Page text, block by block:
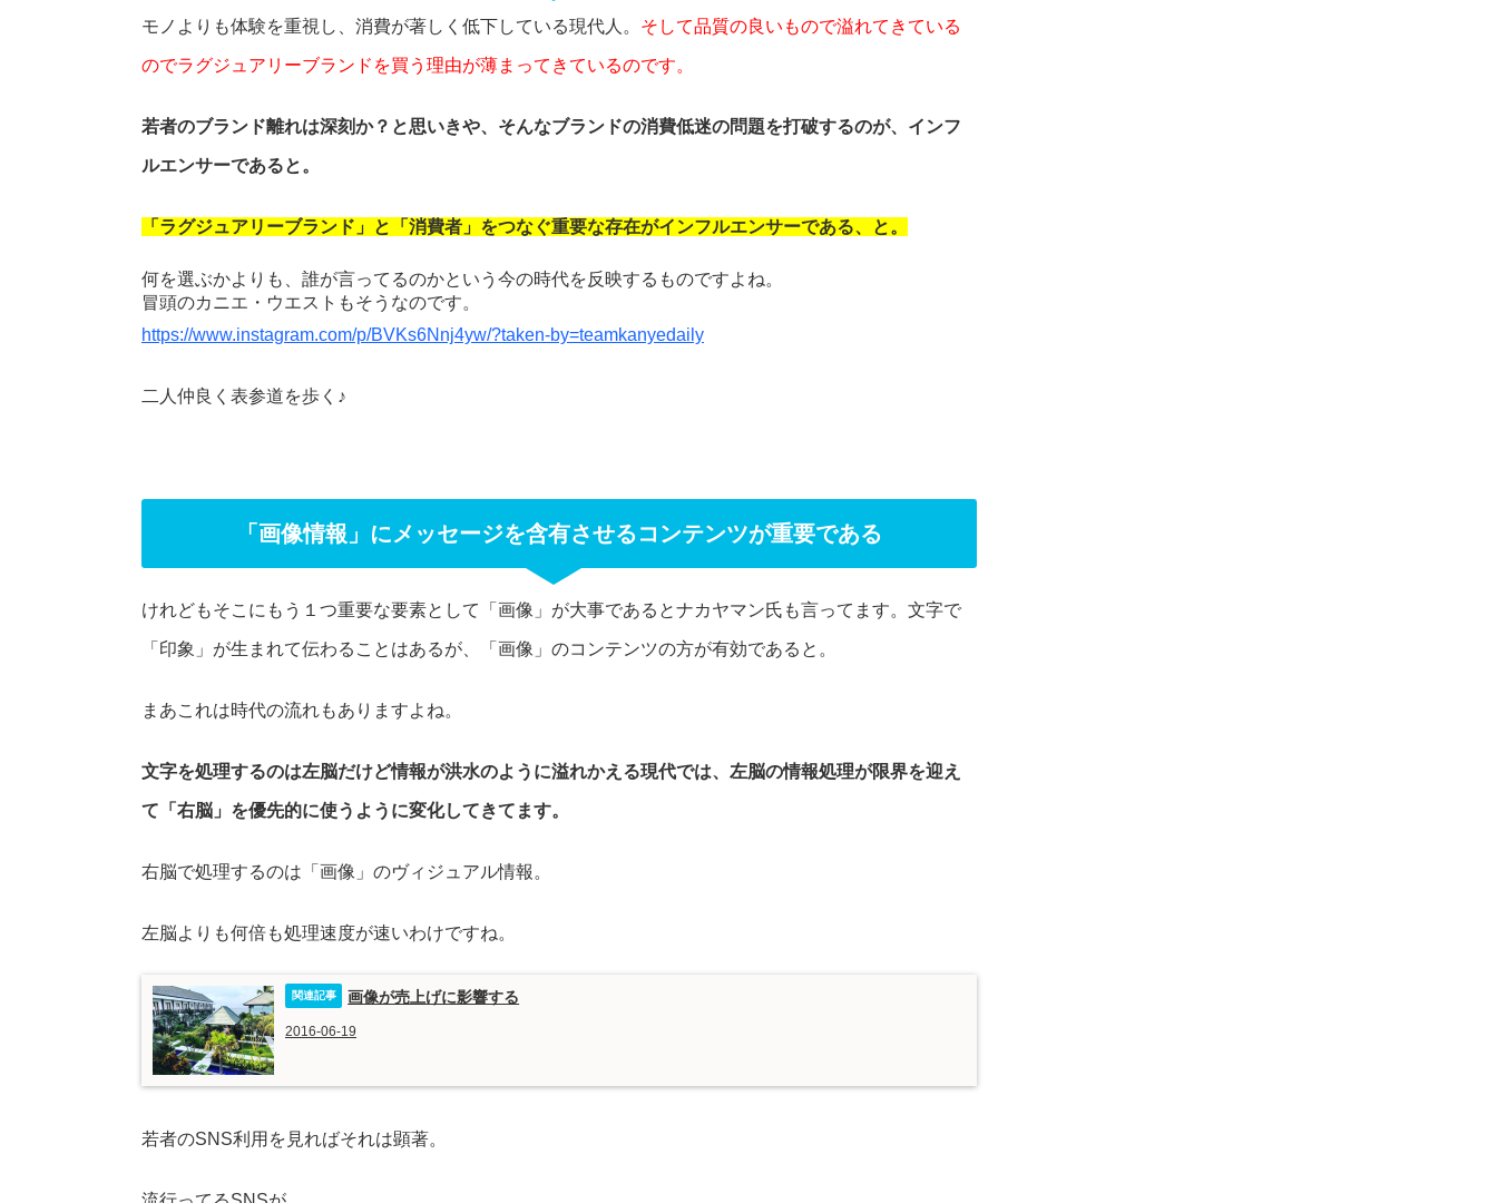
モノよりも体験を重視し、消費が著しく低下している現代人。 そして品質の良いもので溢れてきている
のでラグジュアリーブランドを買う理由が薄まってきているのです。
若者のブランド離れは深刻か？と思いきや、そんなブランドの消費低迷の問題を打破するのが、インフ
ルエンサーであると。
「ラグジュアリーブランド」と「消費者」をつなぐ重要な存在がインフルエンサーである、と。
何を選ぶかよりも、誰が言ってるのかという今の時代を反映するものですよね。
冒頭のカニエ・ウエストもそうなのです。
https://www.instagram.com/p/BVKs6Nnj4yw/?taken-by=teamkanyedaily
二人仲良く表参道を歩く♪
「画像情報」にメッセージを含有させるコンテンツが重要である
けれどもそこにもう１つ重要な要素として「画像」が大事であるとナカヤマン氏も言ってます。 文字で
「印象」が生まれて伝わることはあるが、「画像」のコンテンツの方が有効であると。
まあこれは時代の流れもありますよね。
文字を処理するのは左脳だけど情報が洪水のように溢れかえる現代では、左脳の情報処理が限界を迎え
て「右脳」を優先的に使うように変化してきてます。
右脳で処理するのは「画像」のヴィジュアル情報。
左脳よりも何倍も処理速度が速いわけですね。
画像が売上げに影響する
2016-06-19
若者のSNS利用を見ればそれは顕著。